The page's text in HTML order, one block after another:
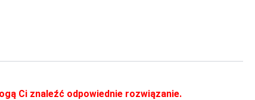
Ci znaleźć odpowiednie rozwiązanie.